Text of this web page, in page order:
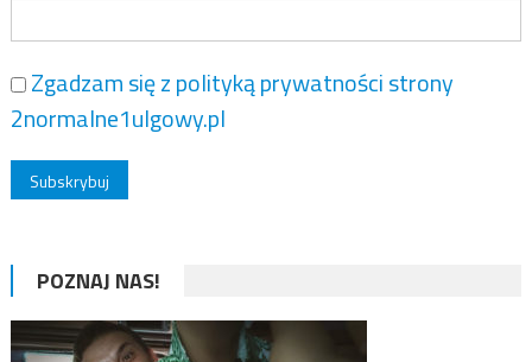
Zgadzam się z polityką prywatności strony
2normalne1ulgowy.pl
POZNAJ NAS!